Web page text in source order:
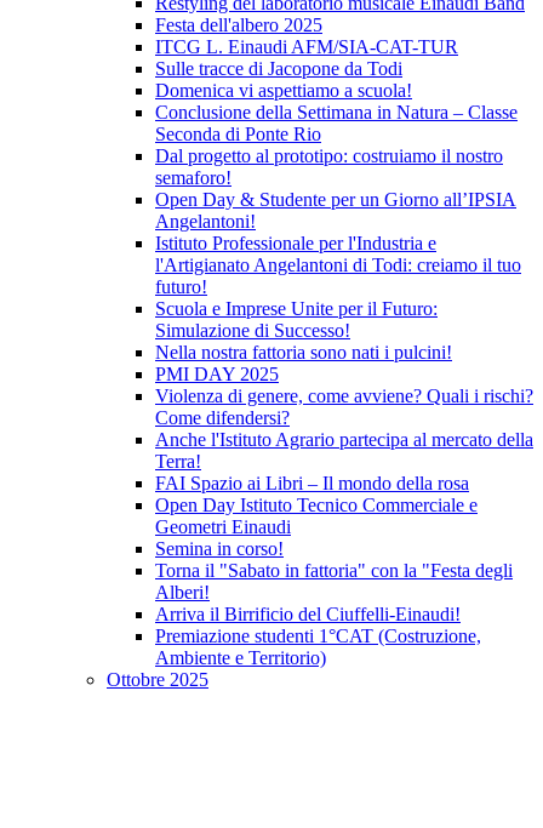
Festa dell'albero 2025
ITCG L. Einaudi AFM/SIA-CAT-TUR
Sulle tracce di Jacopone da Todi
Domenica vi aspettiamo a scuola!
Conclusione della Settimana in Natura – Classe
Seconda di Ponte Rio
Dal progetto al prototipo: costruiamo il nostro
semaforo!
Open Day & Studente per un Giorno all’IPSIA
Angelantoni!
Istituto Professionale per l'Industria e
l'Artigianato Angelantoni di Todi: creiamo il tuo
futuro!
Scuola e Imprese Unite per il Futuro:
Simulazione di Successo!
Nella nostra fattoria sono nati i pulcini!
PMI DAY 2025
Violenza di genere, come avviene? Quali i rischi?
Come difendersi?
Anche l'Istituto Agrario partecipa al mercato della
Terra!
FAI Spazio ai Libri – Il mondo della rosa
Open Day Istituto Tecnico Commerciale e
Geometri Einaudi
Semina in corso!
Torna il "Sabato in fattoria" con la "Festa degli
Alberi!
Arriva il Birrificio del Ciuffelli-Einaudi!
Premiazione studenti 1°CAT (Costruzione,
Ambiente e Territorio)
Ottobre 2025